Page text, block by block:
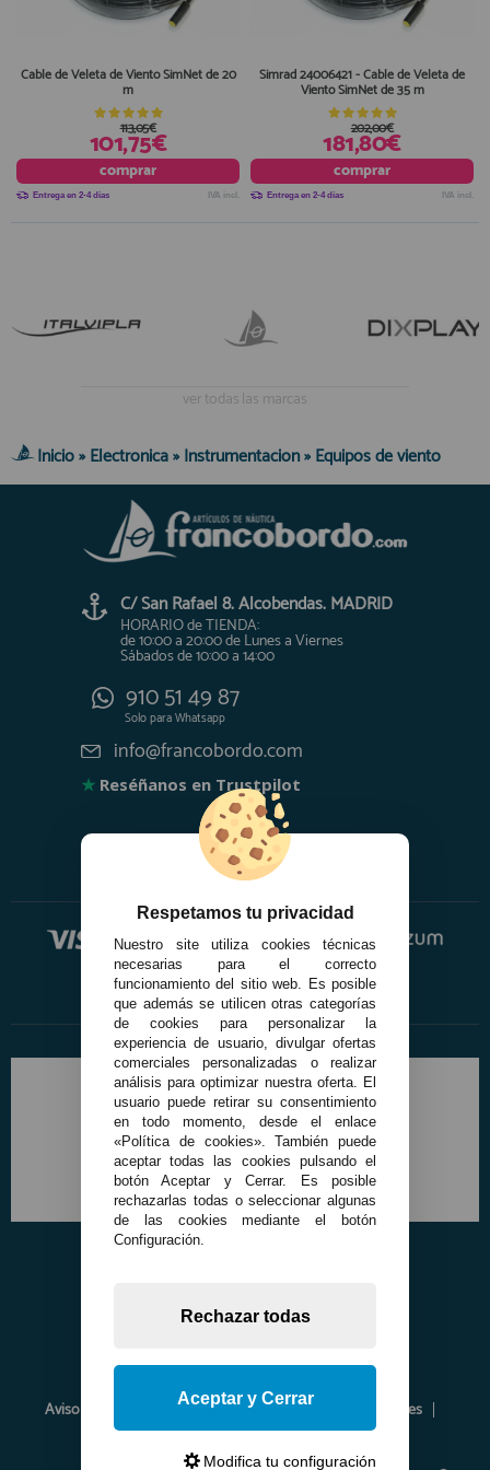
Cable de Veleta de Viento SimNet de 20
m
101,75€
113,05€
comprar
Entrega en 2-4 días IVA incl.
Simrad 24006421 - Cable de Veleta de
Viento SimNet de 35 m
181,80€
202,00€
comprar
Entrega en 2-4 días IVA incl.
ver todas las marcas
Inicio»Electronica»Instrumentacion»Equipos de viento
C/ San Rafael 8. Alcobendas. MADRID
HORARIO de TIENDA:
de 10:00 a 20:00 de Lunes a Viernes
Sábados de 10:00 a 14:00
910 51 49 87
Solo paraWhatsapp
info@francobordo.com
★ Reséñanos en Trustpilot
Aviso Legal Política de Privacidad
Política de Cookies
Envíos y Devoluciones
Opiniones
Respetamos tu privacidad
Nuestro site utiliza cookies técnicas
necesarias para el correcto
funcionamiento del sitio web. Es posible
que además se utilicen otras categorías
de cookies para personalizar la
experiencia de usuario, divulgar ofertas
comerciales personalizadas o realizar
análisis para optimizar nuestra oferta. El
usuario puede retirar su consentimiento
en todo momento, desde el enlace
«Política de cookies». También puede
aceptar todas las cookies pulsando el
botón Aceptar y Cerrar. Es posible
rechazarlas todas o seleccionar algunas
de las cookies mediante el botón
Configuración.
Rechazar todas
Aceptar y Cerrar
Modifica tu configuración